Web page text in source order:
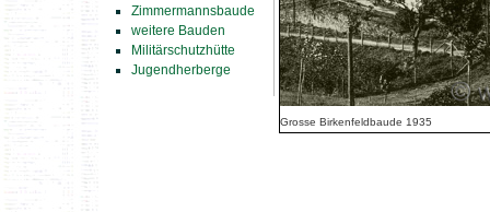
Zimmermannsbaude
weitere Bauden
Militärschutzhütte
Jugendherberge
Grosse Birkenfeldbaude 1935